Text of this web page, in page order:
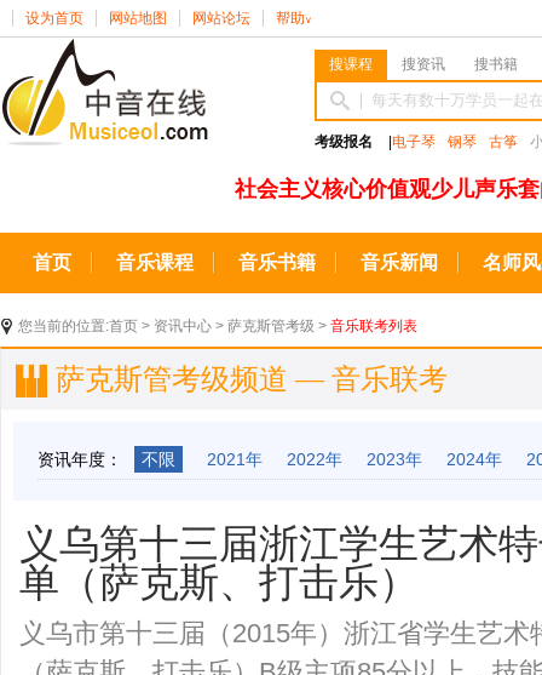
设为首页 网站地图 网站论坛 帮助 ∨
搜课程 搜资讯 搜书籍
考级报名 电子琴 钢琴 古筝
社会主义核心价值观少儿声乐
首页 音乐课程 音乐书籍 音乐新闻 名师
您当前的位置:首页 > 资讯中心 > 萨克斯管考级 > 音乐联考列表
萨克斯管考级频道 — 音乐联考
资讯年度： 不限 2021年 2022年 2023年 2024年
义乌第十三届浙江学生艺术
单（萨克斯、打击乐）
义乌市第十三届（2015年）浙江省学生艺